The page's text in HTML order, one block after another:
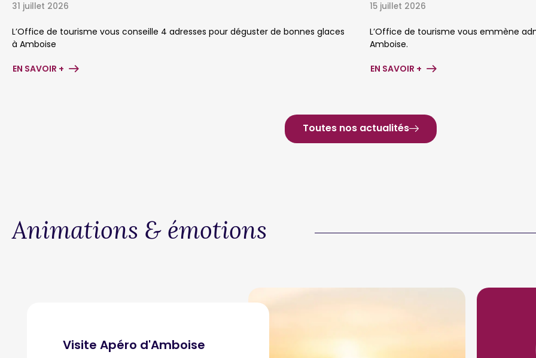
31 juillet 2026
L’Office de tourisme vous conseille 4 adresses pour déguster de bonnes glaces
à Amboise
EN SAVOIR +
15 juillet 2026
L’Office de tourisme vous emmène
Amboise.
EN SAVOIR +
Toutes nos actualités
Animations & émotions
Visite Apéro d'Amboise